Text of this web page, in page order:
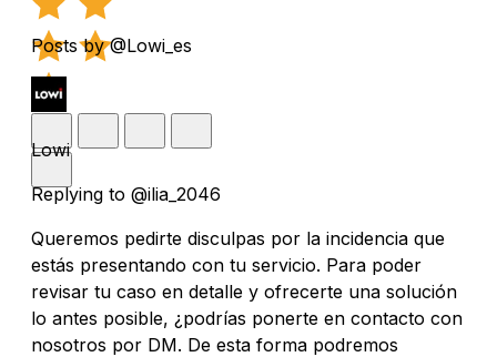
Posts by @Lowi_es
Lowi
Replying to @ilia_2046
Queremos pedirte disculpas por la incidencia que
estás presentando con tu servicio. Para poder
revisar tu caso en detalle y ofrecerte una solución
lo antes posible, ¿podrías ponerte en contacto con
nosotros por DM. De esta forma podremos